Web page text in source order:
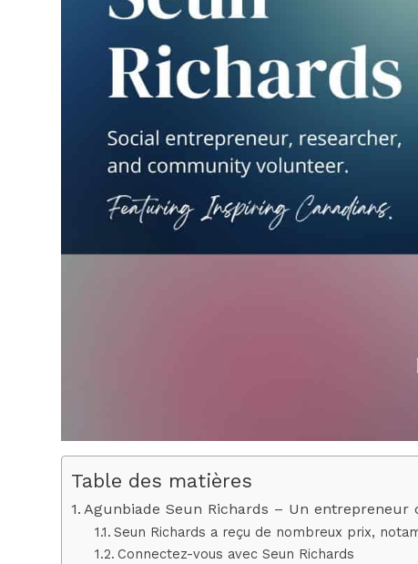
Table des matières
Agunbiade Seun Richards – Un entrepreneur
Seun Richards a reçu de nombreux prix,
Connectez-vous avec Seun Richards